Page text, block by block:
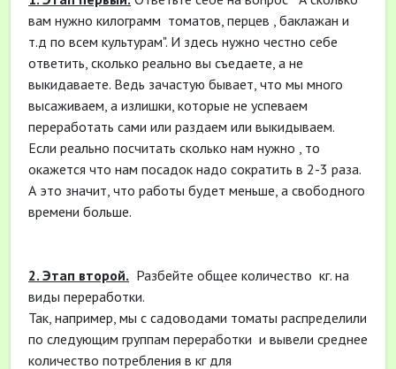
вам нужно килограмм томатов, перцев , баклажан и
т.д по всем культурам". И здесь нужно честно себе
ответить, сколько реально вы съедаете, а не
выкидаваете. Ведь зачастую бывает, что мы много
высаживаем, а излишки, которые не успеваем
переработать сами или раздаем или выкидываем.
Если реально посчитать сколько нам нужно , то
окажется что нам посадок надо сократить в 2-3 раза.
А это значит, что работы будет меньше, а свободного
времени больше.
2. Этап второй. Разбейте общее количество кг. на
виды переработки.
Так, например, мы с садоводами томаты распределили
по следующим группам переработки и вывели среднее
количество потребления в кг для